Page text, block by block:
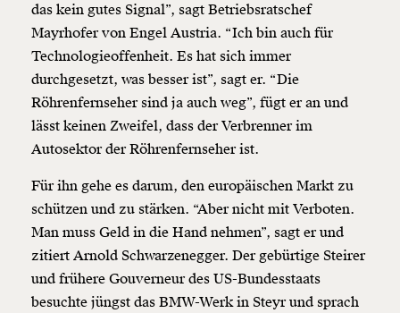
das kein gutes Signal”, sagt Betriebsratschef
Mayrhofer von Engel Austria. “Ich bin auch für
Technologieoffenheit. Es hat sich immer
durchgesetzt, was besser ist”, sagt er. “Die
Röhrenfernseher sind ja auch weg”, fügt er an und
lässt keinen Zweifel, dass der Verbrenner im
Autosektor der Röhrenfernseher ist.
Für ihn gehe es darum, den europäischen Markt zu
schützen und zu stärken. “Aber nicht mit Verboten.
Man muss Geld in die Hand nehmen”, sagt er und
zitiert Arnold Schwarzenegger. Der gebürtige Steirer
und frühere Gouverneur des US-Bundesstaats
besuchte jüngst das BMW-Werk in Steyr und sprach